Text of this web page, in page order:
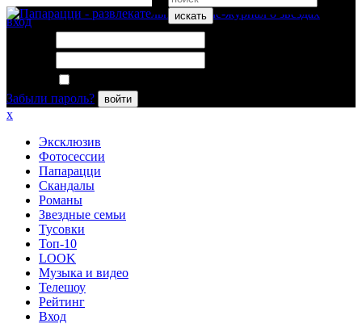
искать
вход
Забыли пароль?
войти
x
Эксклюзив
Фотосессии
Папарацци
Скандалы
Романы
Звездные семьи
Тусовки
Топ-10
LOOK
Музыка и видео
Телешоу
Рейтинг
Вход